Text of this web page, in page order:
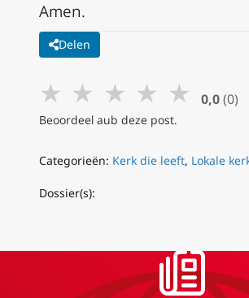
Amen.
Delen
★ ★ ★ ★ ★ 0,0 (0)
Beoordeel aub deze post.
Categorieën: Kerk die leeft, Lokale
Dossier(s):